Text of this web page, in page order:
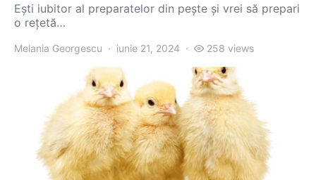
Ești iubitor al preparatelor din pește și vrei să prepari
o rețetă…
Melania Georgescu iunie 21, 2024 258 views